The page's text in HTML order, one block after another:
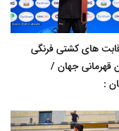
های کشتی فرنگی
قهرمانی جهان /
: